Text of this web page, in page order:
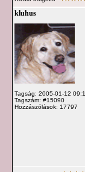
kluhus
Tagság: 2005-01-12
Tagszám: #15090
Hozzászólások: 17797